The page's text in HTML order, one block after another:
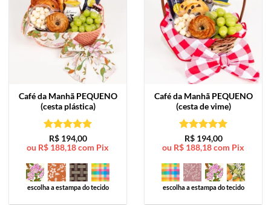
Café da Manhã PEQUENO
(cesta plástica)
Avaliação5
de 5
R$194,00
ou R$ 188,18com Pix
escolha a estampa do tecido
Café da Manhã PEQUENO
(cesta de vime)
Avaliação5
de 5
R$194,00
ou R$ 188,18com Pix
escolha a estampa do tecido